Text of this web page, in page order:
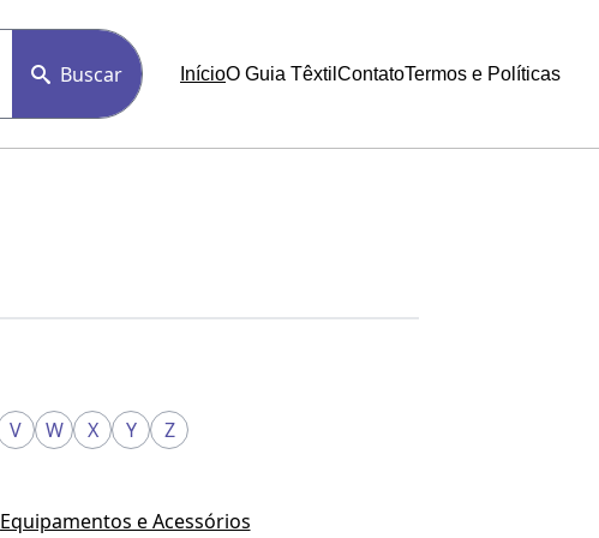
Buscar
InícioO Guia Têxtil ContatoTermos e Políticas
V W X Y Z
Equipamentos e Acessórios